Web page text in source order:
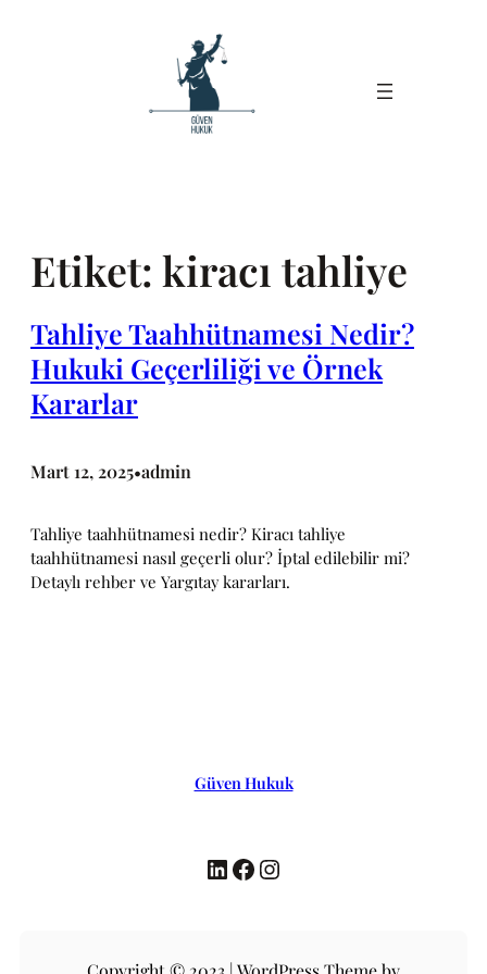
Etiket: kiracı tahliye
Tahliye Taahhütnamesi Nedir?
Hukuki Geçerliliği ve Örnek
Kararlar
Mart 12, 2025•admin
Tahliye taahhütnamesi nedir? Kiracı tahliye
taahhütnamesi nasıl geçerli olur? İptal edilebilir mi?
Detaylı rehber ve Yargıtay kararları.
Güven Hukuk
LinkedIn Facebook Instagram